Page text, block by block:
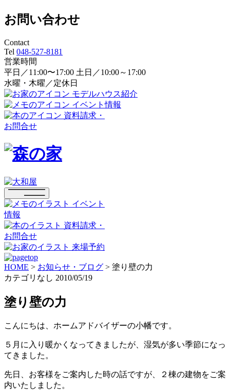
お問い合わせ
Contact
Tel 048-527-8181
営業時間
平日／11:00〜17:00 土日／10:00～17:00
水曜・木曜／定休日
モデルハウス紹介
イベント情報
資料請求・
お問合せ
イベント
情報
資料請求・
お問合せ
来場予約
HOME > お知らせ・ブログ > 塗り壁の力
カテゴリなし 2010/05/19
塗り壁の力
こんにちは、ホームアドバイザーの小幡です。
５月に入り暖かくなってきましたが、湿気が多い季節になっ
てきました。
先日、お客様をご案内した時の話ですが、２棟の建物をご案
内いたしました。